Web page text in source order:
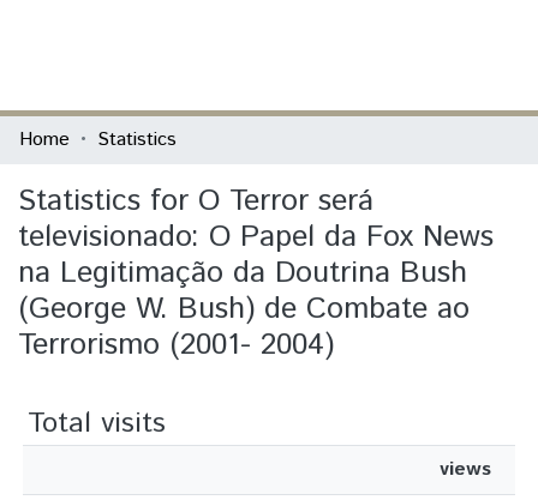
Communities & Collections
All of DSpace
Home Statistics
Statistics for O Terror será
televisionado: O Papel da Fox News
na Legitimação da Doutrina Bush
(George W. Bush) de Combate ao
Terrorismo (2001- 2004)
Total visits
views